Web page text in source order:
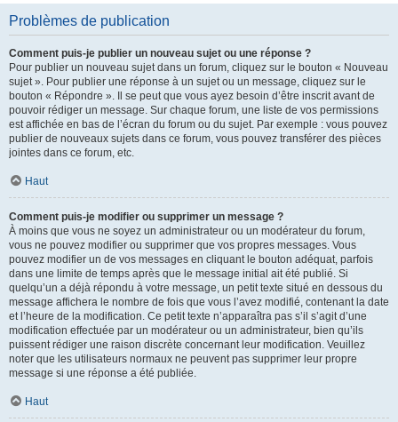
Problèmes de publication
Comment puis-je publier un nouveau sujet ou une réponse ?
Pour publier un nouveau sujet dans un forum, cliquez sur le bouton « Nouveau
sujet ». Pour publier une réponse à un sujet ou un message, cliquez sur le
bouton « Répondre ». Il se peut que vous ayez besoin d’être inscrit avant de
pouvoir rédiger un message. Sur chaque forum, une liste de vos permissions
est affichée en bas de l’écran du forum ou du sujet. Par exemple : vous pouvez
publier de nouveaux sujets dans ce forum, vous pouvez transférer des pièces
jointes dans ce forum, etc.
Haut
Comment puis-je modifier ou supprimer un message ?
À moins que vous ne soyez un administrateur ou un modérateur du forum,
vous ne pouvez modifier ou supprimer que vos propres messages. Vous
pouvez modifier un de vos messages en cliquant le bouton adéquat, parfois
dans une limite de temps après que le message initial ait été publié. Si
quelqu’un a déjà répondu à votre message, un petit texte situé en dessous du
message affichera le nombre de fois que vous l’avez modifié, contenant la date
et l’heure de la modification. Ce petit texte n’apparaîtra pas s’il s’agit d’une
modification effectuée par un modérateur ou un administrateur, bien qu’ils
puissent rédiger une raison discrète concernant leur modification. Veuillez
noter que les utilisateurs normaux ne peuvent pas supprimer leur propre
message si une réponse a été publiée.
Haut